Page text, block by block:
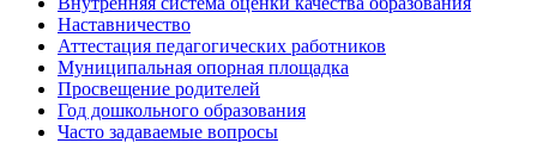
Наставничество
Аттестация педагогических работников
Муниципальная опорная площадка
Просвещение родителей
Год дошкольного образования
Часто задаваемые вопросы